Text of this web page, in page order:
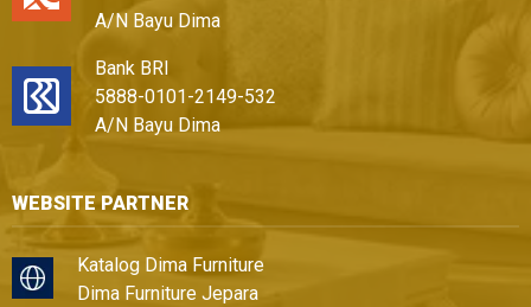
A/N Bayu Dima
Bank BRI
5888-0101-2149-532
A/N Bayu Dima
WEBSITE PARTNER
Katalog Dima Furniture
Dima Furniture Jepara